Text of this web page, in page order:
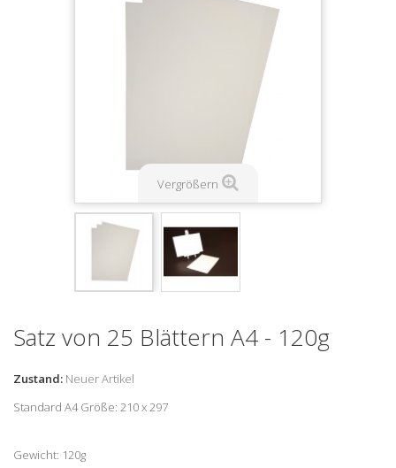
Vergrößern
Satz von 25 Blättern A4 - 120g
Zustand: Neuer Artikel
Standard A4 Größe: 210 x 297
Gewicht: 120g